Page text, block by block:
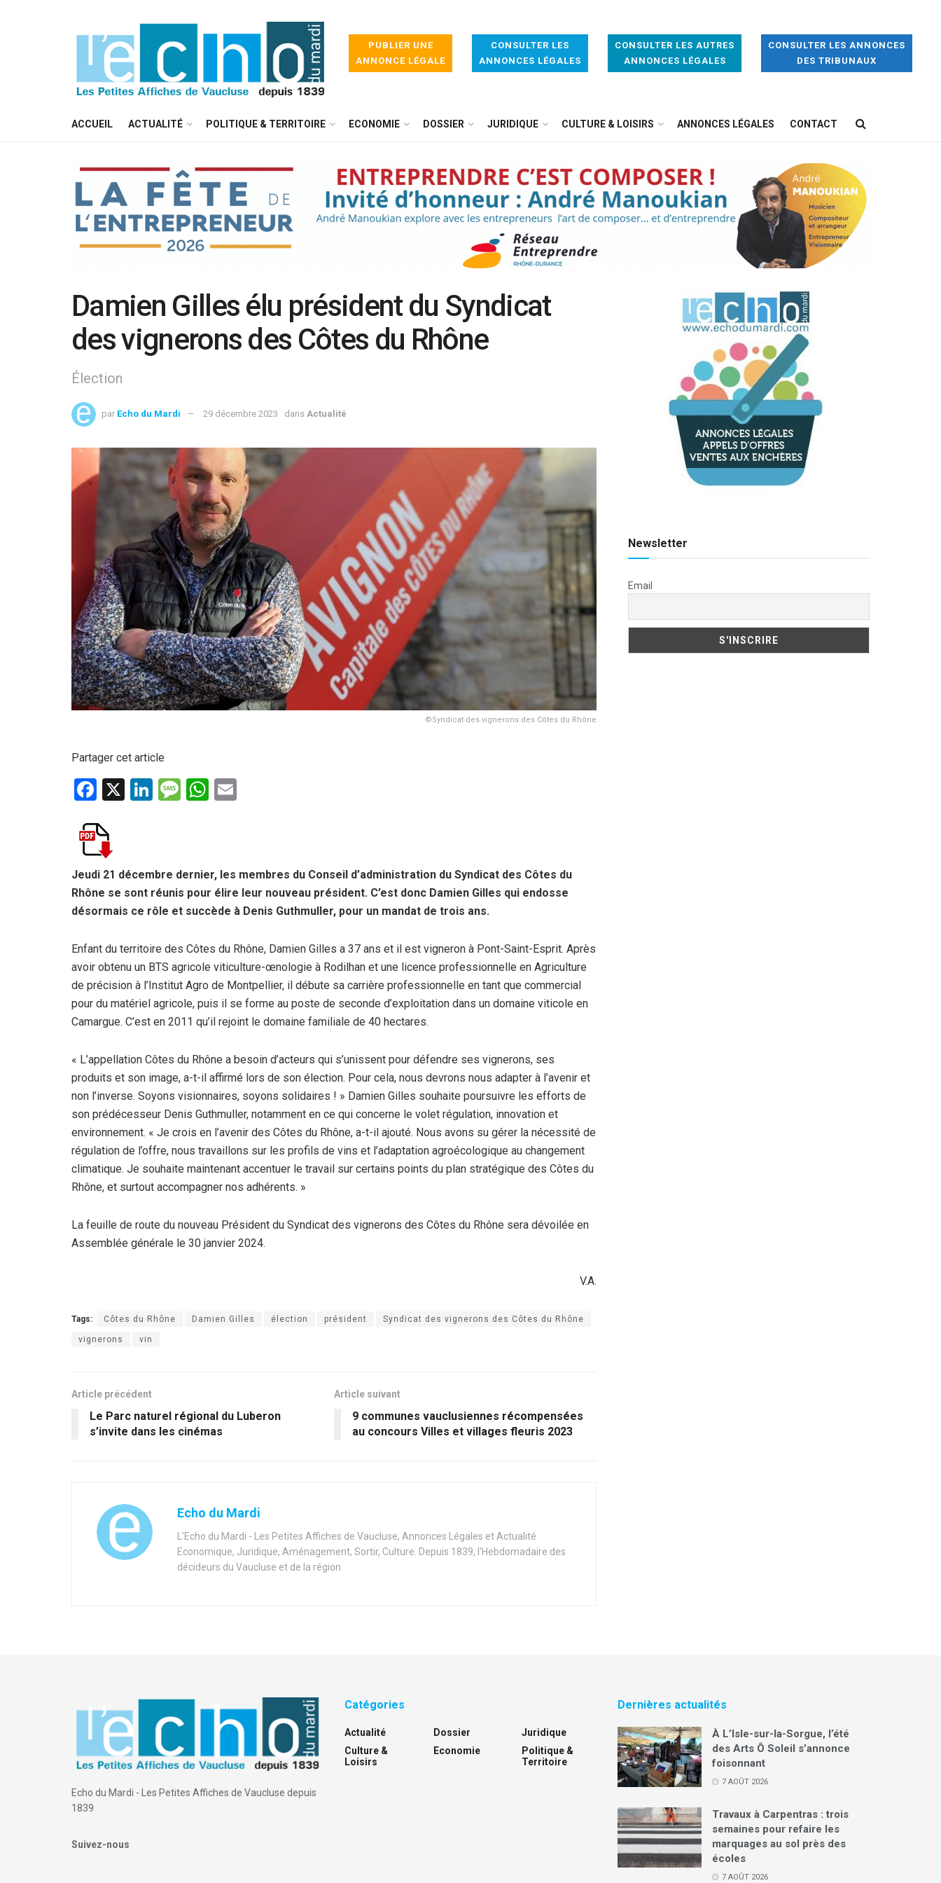
PUBLIER UNE
ANNONCE LÉGALE
CONSULTER LES
ANNONCES LÉGALES
CONSULTER LES AUTRES
ANNONCES LÉGALES
CONSULTER LES ANNONCES
DES TRIBUNAUX
ACCUEIL ACTUALITÉ POLITIQUE & TERRITOIRE ECONOMIE DOSSIER JURIDIQUE CULTURE & LOISIRS ANNONCES LÉGALES CONTACT
Damien Gilles élu président du Syndicat
des vignerons des Côtes du Rhône
Élection
par Echo du Mardi 29 décembre 2023 dans Actualité
©Syndicat des vignerons des Côtes du Rhône
Partager cet article
F
ce
b
o
o
k
X
Li
n
M
g
e
W
A
p
p
Jeudi 21 décembre dernier, les membres du Conseil d’administration du Syndicat des Côtes du
Rhône se sont réunis pour élire leur nouveau président. C’est donc Damien Gilles qui endosse
désormais ce rôle et succède à Denis Guthmuller, pour un mandat de trois ans.
Enfant du territoire des Côtes du Rhône, Damien Gilles a 37 ans et il est vigneron à Pont-Saint-Esprit. Après
avoir obtenu un BTS agricole viticulture-œnologie à Rodilhan et une licence professionnelle en Agriculture
de précision à l’Institut Agro de Montpellier, il débute sa carrière professionnelle en tant que commercial
pour du matériel agricole, puis il se forme au poste de seconde d’exploitation dans un domaine viticole en
Camargue. C’est en 2011 qu’il rejoint le domaine familiale de 40 hectares.
« L’appellation Côtes du Rhône a besoin d’acteurs qui s’unissent pour défendre ses vignerons, ses
produits et son image, a-t-il affirmé lors de son élection. Pour cela, nous devrons nous adapter à l’avenir et
non l’inverse. Soyons visionnaires, soyons solidaires ! » Damien Gilles souhaite poursuivre les efforts de
son prédécesseur Denis Guthmuller, notamment en ce qui concerne le volet régulation, innovation et
environnement. « Je crois en l’avenir des Côtes du Rhône, a-t-il ajouté. Nous avons su gérer la nécessité de
régulation de l’offre, nous travaillons sur les profils de vins et l’adaptation agroécologique au changement
climatique. Je souhaite maintenant accentuer le travail sur certains points du plan stratégique des Côtes du
Rhône, et surtout accompagner nos adhérents. »
La feuille de route du nouveau Président du Syndicat des vignerons des Côtes du Rhône sera dévoilée en
Assemblée générale le 30 janvier 2024.
V.A.
Tags: Côtes du Rhône Damien Gilles élection président Syndicat des vignerons des Côtes du Rhône
vignerons vin
Article précédent
Le Parc naturel régional du Luberon
s’invite dans les cinémas
Article suivant
9 communes vauclusiennes récompensées
au concours Villes et villages fleuris 2023
Echo du Mardi
L'Echo du Mardi - Les Petites Affiches de Vaucluse, Annonces Légales et Actualité
Economique, Juridique, Aménagement, Sortir, Culture. Depuis 1839, l'Hebdomadaire des
décideurs du Vaucluse et de la région
Newsletter
Email
Echo du Mardi - Les Petites Affiches de Vaucluse depuis
1839
Suivez-nous
Catégories
Actualité
Culture &
Loisirs
Dossier
Economie
Juridique
Politique &
Territoire
Dernières actualités
À L’Isle-sur-la-Sorgue, l’été
des Arts Ô Soleil s’annonce
foisonnant
7 AOÛT 2026
Travaux à Carpentras : trois
semaines pour refaire les
marquages au sol près des
écoles
7 AOÛT 2026